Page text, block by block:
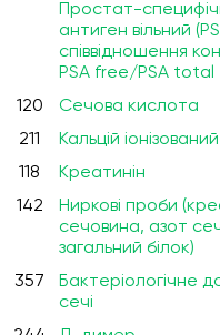
Простат-
антиген вільний
співвідношення
PSA free/PSA total
120 Сечова кислота
211 Кальцій
118 Креатинін
142
Ниркові проби
сечовина, азот
загальний білок)
357
Бактеріологічне
сечі